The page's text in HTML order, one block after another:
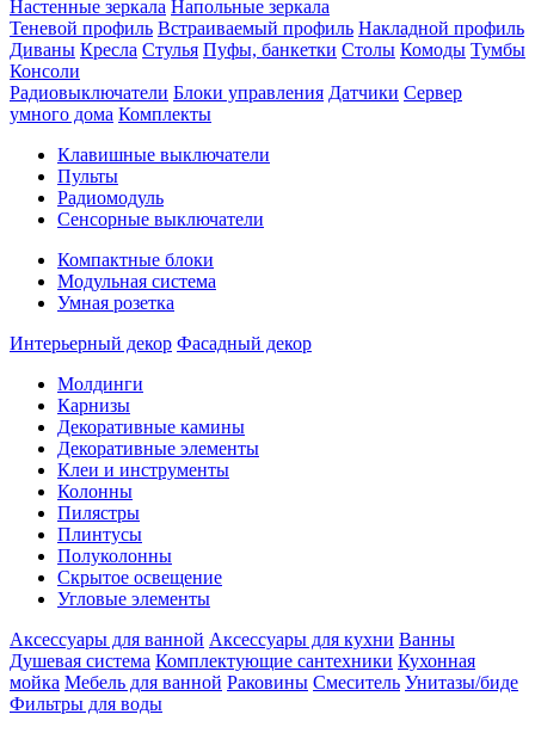
Настенные зеркала Напольные зеркала
Теневой профиль Встраиваемый профиль Накладной профиль
Диваны Кресла Стулья Пуфы, банкетки Столы Комоды Тумбы
Консоли
Радиовыключатели Блоки управления Датчики Сервер
умного дома Комплекты
Клавишные выключатели
Пульты
Радиомодуль
Сенсорные выключатели
Компактные блоки
Модульная система
Умная розетка
Интерьерный декор Фасадный декор
Молдинги
Карнизы
Декоративные камины
Декоративные элементы
Клеи и инструменты
Колонны
Пилястры
Плинтусы
Полуколонны
Скрытое освещение
Угловые элементы
Аксессуары для ванной Аксессуары для кухни Ванны
Душевая система Комплектующие сантехники Кухонная
мойка Мебель для ванной Раковины Смеситель Унитазы/биде
Фильтры для воды